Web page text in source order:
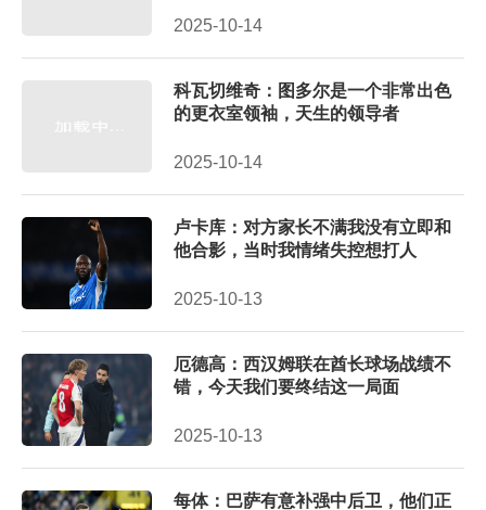
2025-10-14
科瓦切维奇：图多尔是一个非常出色
的更衣室领袖，天生的领导者
2025-10-14
卢卡库：对方家长不满我没有立即和
他合影，当时我情绪失控想打人
2025-10-13
厄德高：西汉姆联在酋长球场战绩不
错，今天我们要终结这一局面
2025-10-13
每体：巴萨有意补强中后卫，他们正